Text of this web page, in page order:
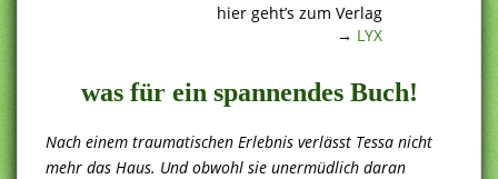
hier geht’s zum Verlag
→ LYX
was für ein spannendes Buch!
Nach einem traumatischen Erlebnis verlässt Tessa nicht
mehr das Haus. Und obwohl sie unermüdlich daran